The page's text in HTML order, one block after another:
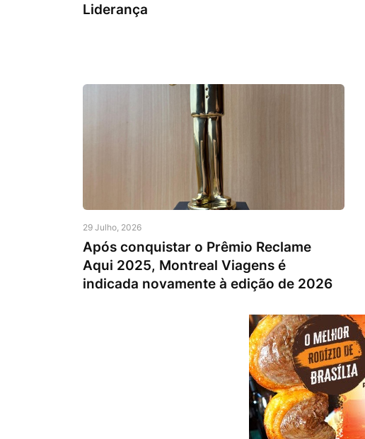
Liderança
29 Julho, 2026
Após conquistar o Prêmio Reclame
Aqui 2025, Montreal Viagens é
indicada novamente à edição de 2026